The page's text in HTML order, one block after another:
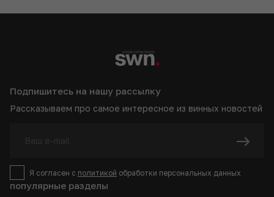
популярные разделы
Подпишитесь на нашу рассылку
Рассказываем про самое интересное из винных новостей
Я согласен с политикой обработки персональных данных